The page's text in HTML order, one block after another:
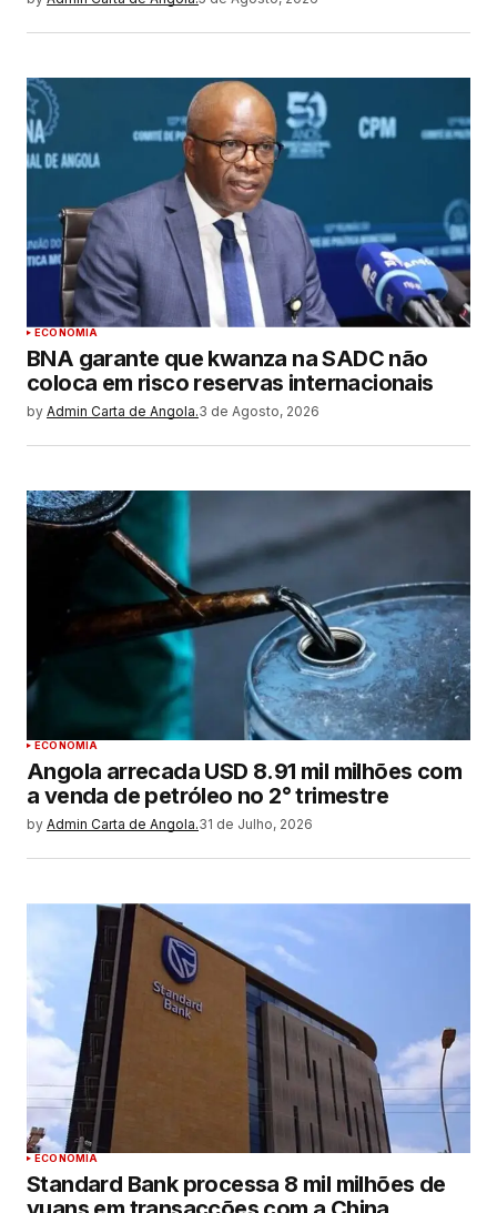
ECONOMIA
BNA garante que kwanza na SADC não
coloca em risco reservas internacionais
by Admin Carta de Angola.3 de Agosto, 2026
ECONOMIA
Angola arrecada USD 8.91 mil milhões com
a venda de petróleo no 2° trimestre
by Admin Carta de Angola.31 de Julho, 2026
ECONOMIA
Standard Bank processa 8 mil milhões de